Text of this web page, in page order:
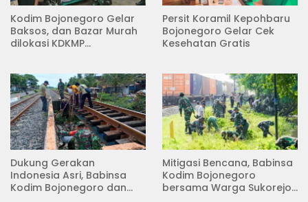
Kodim Bojonegoro Gelar
Baksos, dan Bazar Murah
dilokasi KDKMP
Persit Koramil Kepohbaru
Bojonegoro Gelar Cek
Kesehatan Gratis
Dukung Gerakan
Indonesia Asri, Babinsa
Kodim Bojonegoro dan
Mitigasi Bencana, Babinsa
Kodim Bojonegoro
bersama Warga Sukorejo